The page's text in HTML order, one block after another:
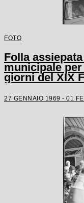
FOTO
Folla
municipale
giorni del XIX
27 GENNAIO 1969 - 01